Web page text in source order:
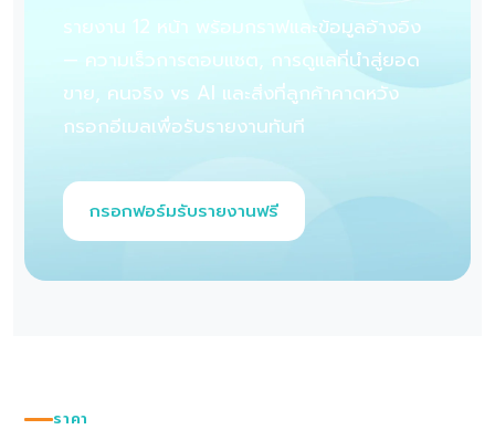
รายงาน 12 หน้า พร้อมกราฟและข้อมูลอ้างอิง
— ความเร็วการตอบแชต, การดูแลที่นำสู่ยอด
ขาย, คนจริง vs AI และสิ่งที่ลูกค้าคาดหวัง
กรอกอีเมลเพื่อรับรายงานทันที
กรอกฟอร์มรับรายงานฟรี
ราคา